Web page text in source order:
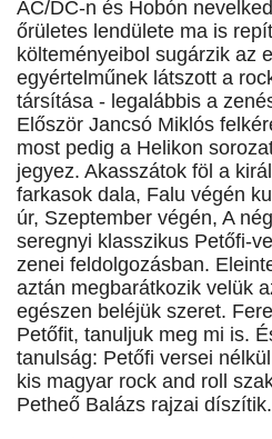
AC/DC-n és Hobón
őrületes lendülete ma is
költeményeibol sugárzik az
egyértelműnek látszott a
társítása - legalábbis a
Először Jancsó Miklós
most pedig a Helikon
jegyez. Akasszátok föl a
farkasok dala, Falu végén
úr, Szeptember végén, A
seregnyi klasszikus Petőfi-
zenei feldolgozásban.
aztán megbarátkozik velük
egészen beléjük szeret.
Petőfit, tanuljuk meg mi is.
tanulság: Petőfi versei
kis magyar rock and roll
Petheő Balázs rajzai díszítik.